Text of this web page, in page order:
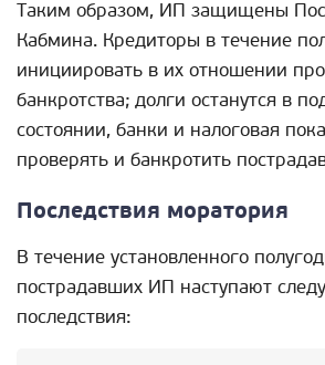
Таким образом, ИП защищены
Кабмина. Кредиторы в течение
инициировать в их отношении
банкротства; долги останутся в
состоянии, банки и налоговая
проверять и банкротить
Последствия моратория
В течение установленного
пострадавших ИП наступают
последствия: